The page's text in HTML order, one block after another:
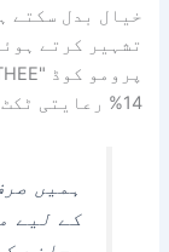
14% رعایتی ٹکٹ پیش کرتے ہیں۔ انہوں نے یہ بھی کہا:
ہمیں